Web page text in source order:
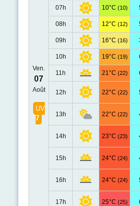
Ven.
07
Août
UV
7
07h 10°C (10)
08h 12°C (12)
09h 16°C (16)
10h 19°C (19)
11h 21°C (22)
12h 22°C (22)
13h 22°C (22)
14h 23°C (23)
15h 24°C (24)
16h 24°C (24)
17h 25°C (25)